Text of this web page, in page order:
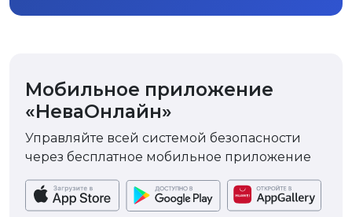
Мобильное приложение
«НеваОнлайн»
Управляйте всей системой безопасности
через бесплатное мобильное приложение